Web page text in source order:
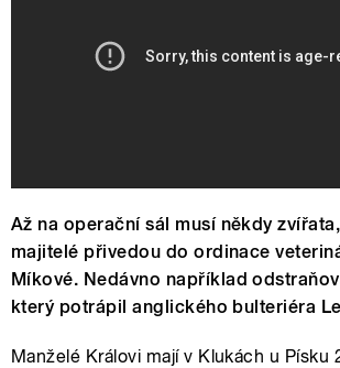
Až na operační sál musí někdy
majitelé přivedou do ordinace
Míkové. Nedávno například
který potrápil anglického bulteriéra
Manželé Královi mají v Klukách u Písku